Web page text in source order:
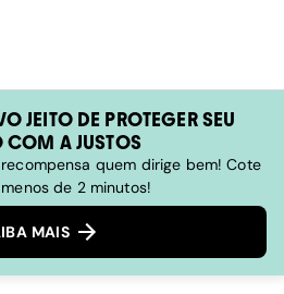
JEITO DE PROTEGER SEU
COM A JUSTOS
quem dirige bem! Cote
de 2 minutos!
MAIS